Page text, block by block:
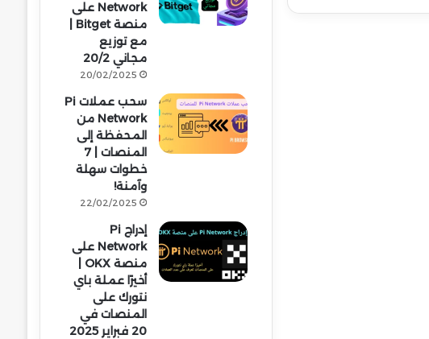
Network على
مع توزيع
مجاني 20/2
20/02/2025
سحب عملات Pi
Network من
المحفظة إلى
المنصات | 7
خطوات سهلة
وآمنة!
22/02/2025
إدراج Pi
Network على
أخيرًا عملة باي
نتورك على
المنصات في
20 فبراير 2025